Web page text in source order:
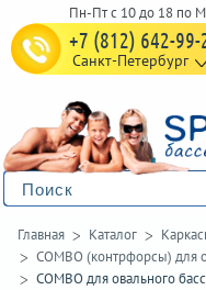
+7 (812) 642-99-
Санкт-Петербург
Главная Каталог
COMBO (контрфорсы) для
COMBO для овального